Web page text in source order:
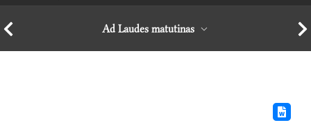
Ad Laudes matutinas